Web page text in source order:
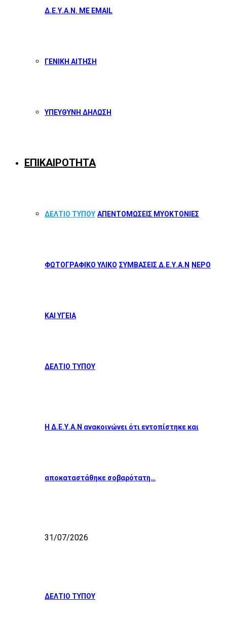
Δ.Ε.Υ.Α.Ν. ΜΕ EMAIL
ΓΕΝΙΚΗ ΑΙΤΗΣΗ
ΥΠΕΥΘΥΝΗ ΔΗΛΩΣΗ
ΕΠΙΚΑΙΡΟΤΗΤΑ
ΔΕΛΤΙΟ ΤΥΠΟΥ ΑΠΕΝΤΟΜΩΣΕΙΣ ΜΥΟΚΤΟΝΙΕΣ
ΦΩΤΟΓΡΑΦΙΚΟ ΥΛΙΚΟ ΣΥΜΒΑΣΕΙΣ Δ.Ε.Υ.Α.Ν ΝΕΡΟ
ΚΑΙ ΥΓΕΙΑ
ΔΕΛΤΙΟ ΤΥΠΟΥ
Η Δ.Ε.Υ.Α.Ν ανακοινώνει ότι εντοπίστηκε και
αποκαταστάθηκε σοβαρότατη…
31/07/2026
ΔΕΛΤΙΟ ΤΥΠΟΥ